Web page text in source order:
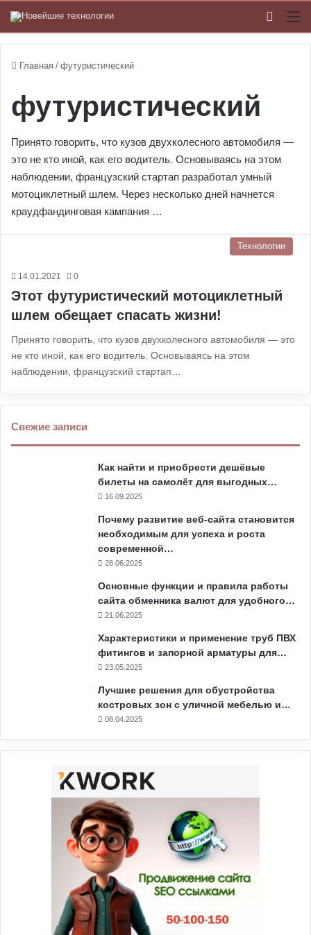
Главная / футуристический
футуристический
Принято говорить, что кузов двухколесного автомобиля —
это не кто иной, как его водитель. Основываясь на этом
наблюдении, французский стартап разработал умный
мотоциклетный шлем. Через несколько дней начнется
краудфандинговая кампания …
Технологии
14.01.2021 0
Этот футуристический мотоциклетный
шлем обещает спасать жизни!
Принято говорить, что кузов двухколесного автомобиля — это
не кто иной, как его водитель. Основываясь на этом
наблюдении, французский стартап…
Свежие записи
Как найти и приобрести дешёвые
билеты на самолёт для выгодных…
16.09.2025
Почему развитие веб-сайта становится
необходимым для успеха и роста
современной…
28.06.2025
Основные функции и правила работы
сайта обменника валют для удобного…
21.06.2025
Характеристики и применение труб ПВХ
фитингов и запорной арматуры для…
23.05.2025
Лучшие решения для обустройства
костровых зон с уличной мебелью и…
08.04.2025